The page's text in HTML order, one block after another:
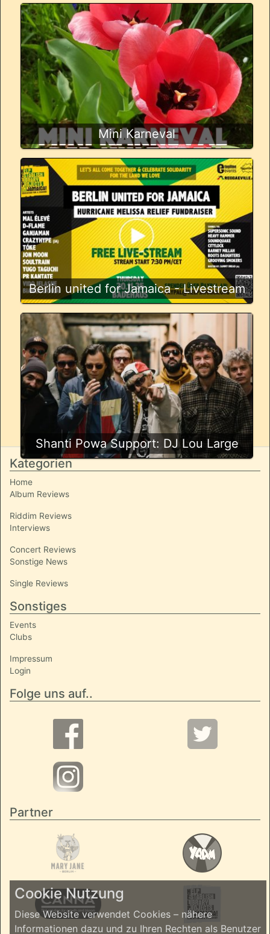
Mini Karneval
Berlin united for Jamaica - Livestream
Shanti Powa Support: DJ Lou Large
Kategorien
Home
Album Reviews
Riddim Reviews
Interviews
Concert Reviews
Sonstige News
Single Reviews
Sonstiges
Events
Clubs
Impressum
Login
Folge uns auf..
Partner
Cookie Nutzung
Diese Website verwendet Cookies – nähere
Informationen dazu und zu Ihren Rechten als Benutzer